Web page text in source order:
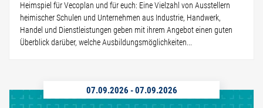
Heimspiel für Vecoplan und für euch: Eine Vielzahl von Ausstellern
heimischer Schulen und Unternehmen aus Industrie, Handwerk,
Handel und Dienstleistungen geben mit ihrem Angebot einen guten
Überblick darüber, welche Ausbildungsmöglichkeiten...
07.09.2026 -07.09.2026